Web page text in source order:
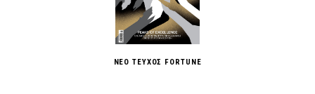
ΝΕΟ ΤΕΥΧΟΣ FORTUNE